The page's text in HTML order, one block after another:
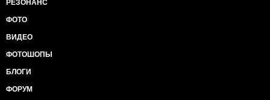
РЕЗОНАНС
ФОТО
ВИДЕО
ФОТОШОПЫ
БЛОГИ
ФОРУМ